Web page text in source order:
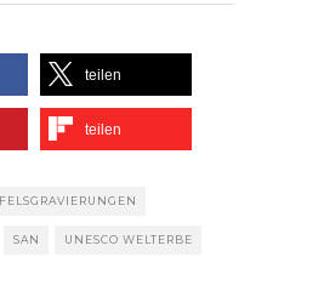
teilen
teilen
FELSGRAVIERUNGEN
SAN UNESCO WELTERBE